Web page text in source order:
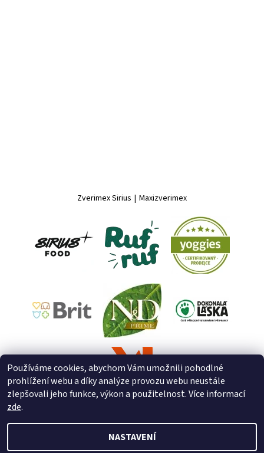
Zverimex Sirius | Maxizverimex
Používáme cookies, abychom Vám umožnili pohodlné
prohlížení webu a díky analýze provozu webu neustále
zlepšovali jeho funkce, výkon a použitelnost. Více informací
zde.
NASTAVENÍ